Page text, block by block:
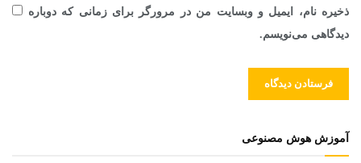
ذخیره نام، ایمیل و وبسایت من در مرورگر برای زمانی که دوباره
دیدگاهی می‌نویسم.
آموزش هوش مصنوعی